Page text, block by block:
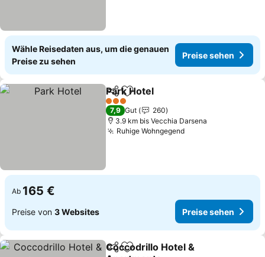
Wähle Reisedaten aus, um die genauen
Preise zu sehen
Preise sehen
TeilenZu Favoriten hinzufügen
Park Hotel
3 Sterne
7,9 Gut
260
3.9 km bis Vecchia Darsena
Ruhige WohngegendPreise sehen
Ab 165 €
Preise von 3 Websites Preise sehen
TeilenZu Favoriten hinzufügen
Coccodrillo Hotel &